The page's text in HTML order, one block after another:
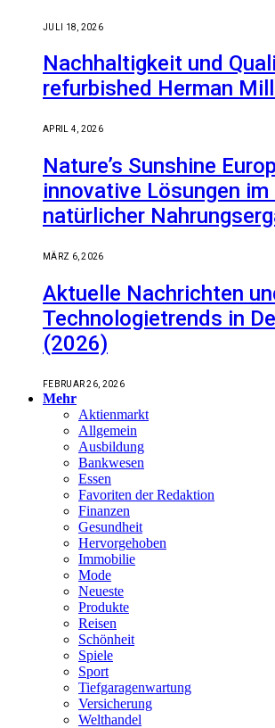
JULI 18, 2026
Nachhaltigkeit und
refurbished Herman
APRIL 4, 2026
Nature’s Sunshine
innovative Lösungen im
natürlicher
MÄRZ 6, 2026
Aktuelle Nachrichten
Technologietrends in
(2026)
FEBRUAR 26, 2026
Mehr
Aktienmarkt
Allgemein
Ausbildung
Bankwesen
Essen
Favoriten der Redaktion
Finanzen
Gesundheit
Hervorgehoben
Immobilie
Mode
Neueste
Produkte
Reisen
Schönheit
Spiele
Sport
Tiefgaragenwartung
Versicherung
Welthandel